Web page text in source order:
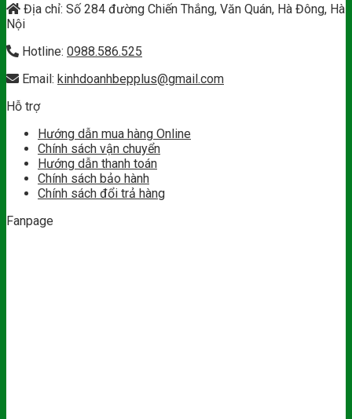
Địa chỉ: Số 284 đường Chiến Thắng, Văn Quán, Hà Đông, Hà
Nội
Hotline: 0988.586.525
Email: kinhdoanhbepplus@gmail.com
Hỗ trợ
Hướng dẫn mua hàng Online
Chính sách vận chuyển
Hướng dẫn thanh toán
Chính sách bảo hành
Chính sách đổi trả hàng
Fanpage